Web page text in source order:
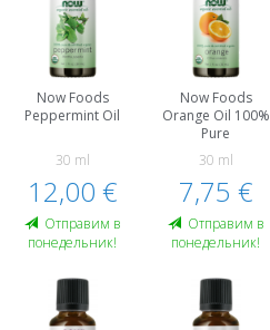
Now Foods
Peppermint Oil
30 ml
12,00 €
Oтправим в
понедельник!
Now Foods
Orange Oil 100%
Pure
30 ml
7,75 €
Oтправим в
понедельник!